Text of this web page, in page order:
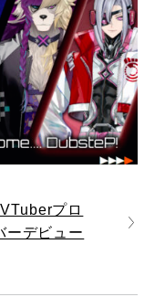
プロ
ーデビュー